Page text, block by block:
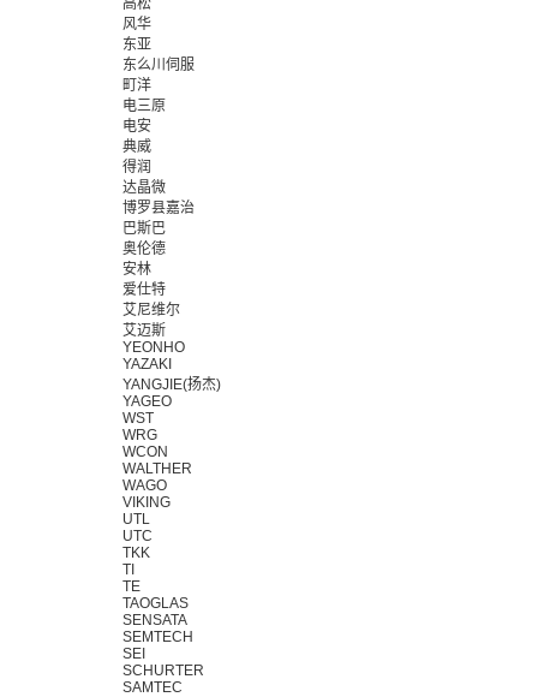
高松
风华
东亚
东么川伺服
町洋
电三原
电安
典威
得润
达晶微
博罗县嘉治
巴斯巴
奥伦德
安林
爱仕特
艾尼维尔
艾迈斯
YEONHO
YAZAKI
YANGJIE(扬杰)
YAGEO
WST
WRG
WCON
WALTHER
WAGO
VIKING
UTL
UTC
TKK
TI
TE
TAOGLAS
SENSATA
SEMTECH
SEI
SCHURTER
SAMTEC